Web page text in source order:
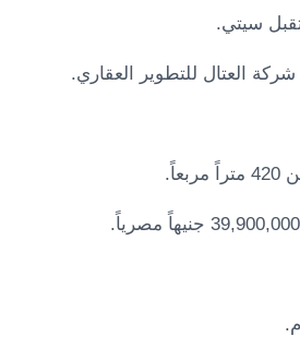
سيتي.
شركة العتال للتطوير العقاري.
مربعاً.